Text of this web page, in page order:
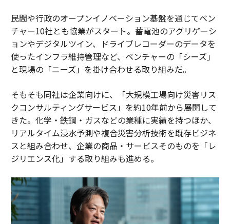
民間や行政のオープンイノベーション基盤を通じてベン
チャー10社とも協業がスタート。蓄電池のアグリゲーシ
ョンやデジタルツイン、ドライブレコーダーのデータを
使ったインフラ維持管理など、ベンチャーの「シーズ」
と現場の「ニーズ」を掛け合わせる取り組みだ。
そもそも同社は企業向けに、「大規模工場向け災害リス
クコンサルティングサービス」を約10年前から展開して
きた。化学・鉄鋼・ガスなどの業種に実績を持つほか、
リアルタイム浸水予測や複合災害分析技術を既存ビジネ
スと組み合わせ、企業の商品・サービスそのものを「レ
ジリエンス化」する取り組みも進める。